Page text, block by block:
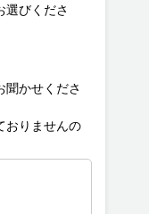
選びくださ
聞かせくださ
おりませんの